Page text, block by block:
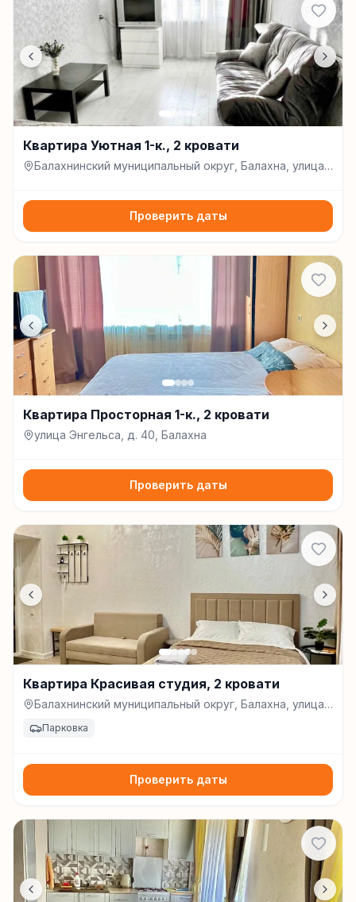
Квартира Уютная 1-к., 2 кровати
Балахнинский муниципальный округ, Балахна, улица
Проверить даты
Квартира Просторная 1-к., 2 кровати
улица Энгельса, д. 40, Балахна
Проверить даты
Квартира Красивая студия, 2 кровати
Балахнинский муниципальный округ, Балахна, улица
Парковка
Проверить даты